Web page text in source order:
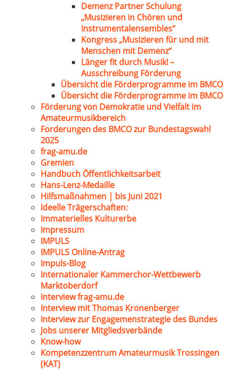
Demenz Partner Schulung
„Musizieren in Chören und
Instrumentalensembles“
Kongress „Musizieren für und mit
Menschen mit Demenz“
Länger fit durch Musik! –
Ausschreibung Förderung
Übersicht die Förderprogramme im BMCO
Übersicht die Förderprogramme im BMCO
Förderung von Demokratie und Vielfalt im
Amateurmusikbereich
Forderungen des BMCO zur Bundestagswahl
2025
frag-amu.de
Gremien
Handbuch Öffentlichkeitsarbeit
Hans-Lenz-Medaille
Hilfsmaßnahmen | bis Juni 2021
Ideelle Trägerschaften:
Immaterielles Kulturerbe
Impressum
IMPULS
IMPULS Online-Antrag
Impuls-Blog
Internationaler Kammerchor-Wettbewerb
Marktoberdorf
Interview frag-amu.de
Interview mit Thomas Kronenberger
Interview zur Engagemenstrategie des Bundes
Jobs unserer Mitgliedsverbände
Know-how
Kompetenzzentrum Amateurmusik Trossingen
(KAT)